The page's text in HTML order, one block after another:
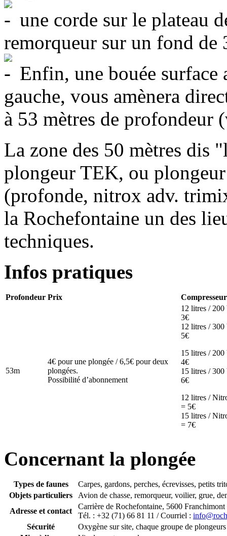
une corde sur le plateau
remorqueur sur un fond de
Enfin, une bouée surface
gauche, vous amènera
à 53 mètres de profondeur
La zone des 50 mètres dis
plongeur TEK, ou
(profonde, nitrox adv.
la Rochefontaine un des
techniques.
Infos pratiques
Profondeur Prix Compresseur
53m
4€ pour une plongée / 6,5€ pour deux
plongées.
Possibilité d’abonnement
12 litres / 200
3€
12 litres / 300
5€
15 litres / 200
4€
15 litres / 300
6€
12 litres /
= 5€
15 litres /
= 7€
Concernant la plongée
Types de faunes
Carpes, gardons, perches, écrevisses, petits
Objets particuliers
Avion de chasse, remorqueur, voilier, grue,
Adresse et contact
Carrière de Rochefontaine, 5600
Tél. : +32 (71) 66 81 11 / Courriel :
Sécurité
Oxygène sur site, chaque groupe de